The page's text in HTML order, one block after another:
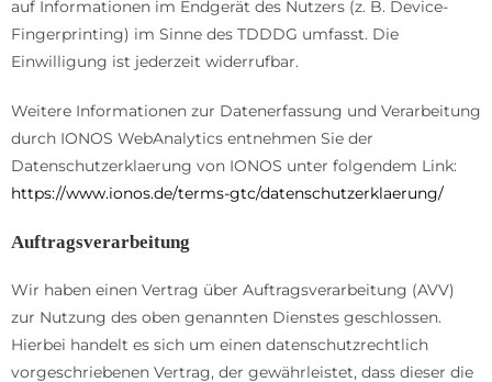
auf Informationen im Endgerät des Nutzers (z. B. Device-
Fingerprinting) im Sinne des TDDDG umfasst. Die
Einwilligung ist jederzeit widerrufbar.
Weitere Informationen zur Datenerfassung und Verarbeitung
durch IONOS WebAnalytics entnehmen Sie der
Datenschutzerklaerung von IONOS unter folgendem Link:
https://www.ionos.de/terms-gtc/datenschutzerklaerung/
Auftragsverarbeitung
Wir haben einen Vertrag über Auftragsverarbeitung (AVV)
zur Nutzung des oben genannten Dienstes geschlossen.
Hierbei handelt es sich um einen datenschutzrechtlich
vorgeschriebenen Vertrag, der gewährleistet, dass dieser die